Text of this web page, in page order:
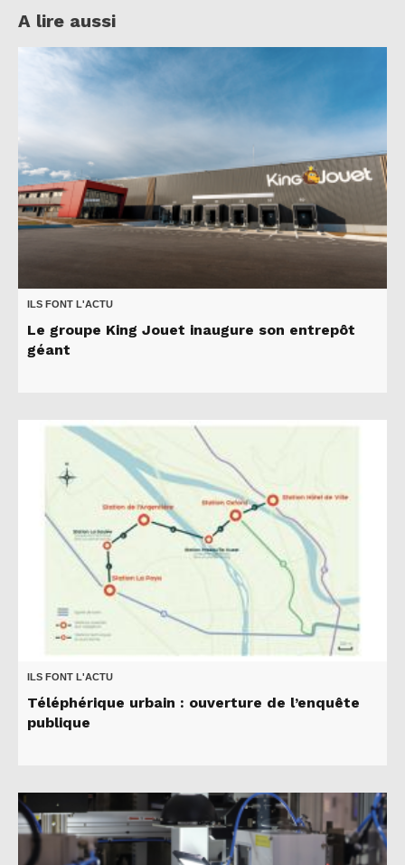
A lire aussi
ILS FONT L'ACTU
Le groupe King Jouet inaugure son entrepôt
géant
ILS FONT L'ACTU
Téléphérique urbain : ouverture de l’enquête
publique